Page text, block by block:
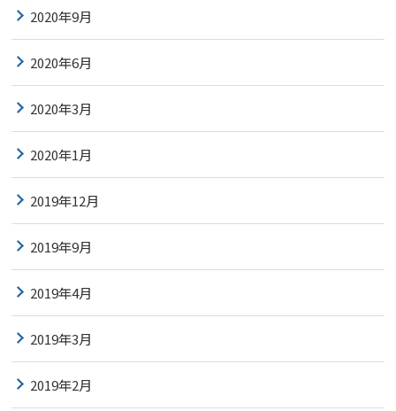
2020年9月
2020年6月
2020年3月
2020年1月
2019年12月
2019年9月
2019年4月
2019年3月
2019年2月